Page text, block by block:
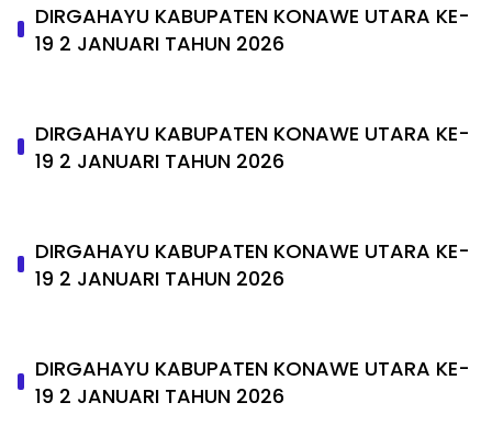
DIRGAHAYU KABUPATEN KONAWE UTARA KE-
19 2 JANUARI TAHUN 2026
DIRGAHAYU KABUPATEN KONAWE UTARA KE-
19 2 JANUARI TAHUN 2026
DIRGAHAYU KABUPATEN KONAWE UTARA KE-
19 2 JANUARI TAHUN 2026
DIRGAHAYU KABUPATEN KONAWE UTARA KE-
19 2 JANUARI TAHUN 2026